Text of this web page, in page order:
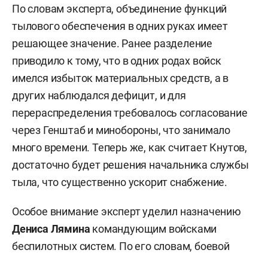
По словам эксперта, объединение функций
тылового обеспечения в одних руках имеет
решающее значение. Ранее разделение
приводило к тому, что в одних родах войск
имелся избыток материальных средств, а в
других наблюдался дефицит, и для
перераспределения требовалось согласование
через Генштаб и минобороны, что занимало
много времени. Теперь же, как считает Кнутов,
достаточно будет решения начальника службы
тыла, что существенно ускорит снабжение.
Особое внимание эксперт уделил назначению
Дениса Лямина командующим войсками
беспилотных систем. По его словам, боевой